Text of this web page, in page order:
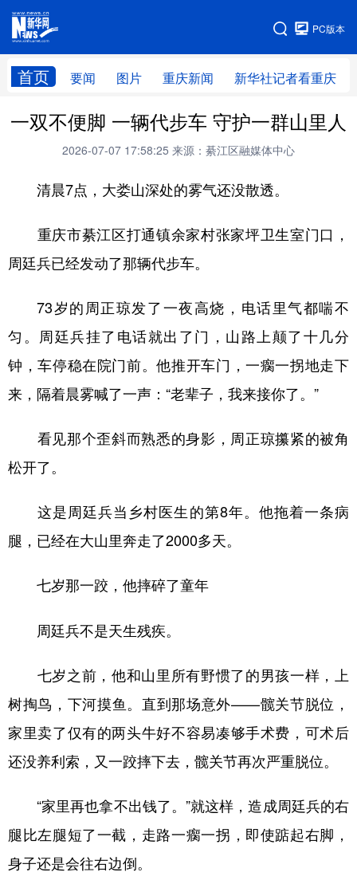
PC版本
首页 要闻 图片 重庆新闻 新华社记者看重庆
网站地图
一双不便脚 一辆代步车 守护一群山里人
2026-07-07 17:58:25 来源：綦江区融媒体中心
清晨7点，大娄山深处的雾气还没散透。
重庆市綦江区打通镇余家村张家坪卫生室门口，
周廷兵已经发动了那辆代步车。
73岁的周正琼发了一夜高烧，电话里气都喘不
匀。周廷兵挂了电话就出了门，山路上颠了十几分
钟，车停稳在院门前。他推开车门，一瘸一拐地走下
来，隔着晨雾喊了一声：“老辈子，我来接你了。”
看见那个歪斜而熟悉的身影，周正琼攥紧的被角
松开了。
这是周廷兵当乡村医生的第8年。他拖着一条病
腿，已经在大山里奔走了2000多天。
七岁那一跤，他摔碎了童年
周廷兵不是天生残疾。
七岁之前，他和山里所有野惯了的男孩一样，上
树掏鸟，下河摸鱼。直到那场意外——髋关节脱位，
家里卖了仅有的两头牛好不容易凑够手术费，可术后
还没养利索，又一跤摔下去，髋关节再次严重脱位。
“家里再也拿不出钱了。”就这样，造成周廷兵的右
腿比左腿短了一截，走路一瘸一拐，即使踮起右脚，
身子还是会往右边倒。